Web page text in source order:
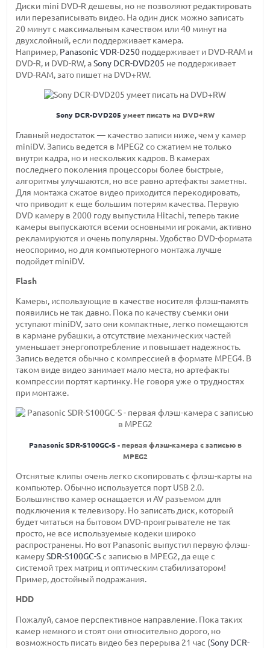
Диски mini DVD-R дешевы, но не позволяют редактировать
или перезаписывать видео. На один диск можно записать
20 минут с максимальным качеством или 40 минут на
двухслойный, если поддерживает камера.
Например, Panasonic VDR-D250 поддерживает и DVD-RAM и
DVD-R, и DVD-RW, аSony DCR-DVD205 не поддерживает
DVD-RAM, зато пишет на DVD+RW.
Sony DCR-DVD205 умеет писать на DVD+RW
Главный недостаток — качество записи ниже, чем у камер
miniDV. Запись ведется в MPEG2 со сжатием не только
внутри кадра, но и нескольких кадров. В камерах
последнего поколения процессоры более быстрые,
алгоритмы улучшаются, но все равно артефакты заметны.
Для монтажа сжатое видео приходится перекодировать,
что приводит к еще большим потерям качества. Первую
DVD камеру в 2000 году выпустила Hitachi, теперь такие
камеры выпускаются всеми основными игроками, активно
рекламируются и очень популярны. Удобство DVD-формата
неоспоримо, но для компьютерного монтажа лучше
подойдет miniDV.
Flash
Камеры, использующие в качестве носителя флэш-память
появились не так давно. Пока по качеству съемки они
уступают miniDV, зато они компактные, легко помещаются
в кармане рубашки, а отсутствие механических частей
уменьшает энергопотребление и повышает надежность.
Запись ведется обычно с компрессией в формате MPEG4. В
таком виде видео занимает мало места, но артефакты
компрессии портят картинку. Не говоря уже о трудностях
при монтаже.
Panasonic SDR-S100GC-S- первая флэш-камера с записью в
MPEG2
Отснятые клипы очень легко скопировать с флэш-карты на
компьютер. Обычно используется порт USB 2.0.
Большинство камер оснащается и AV разъемом для
подключения к телевизору. Но записать диск, который
будет читаться на бытовом DVD-проигрывателе не так
просто, не все используемые кодеки широко
распространены. Но вот Panasonic выпустил первую флэш-
камеруSDR-S100GC-Sс записью в MPEG2, да еще с
системой трех матриц и оптическим стабилизатором!
Пример, достойный подражания.
HDD
Пожалуй, самое перспективное направление. Пока таких
камер немного и стоят они относительно дорого, но
возможность писать видео без перерыва 21 час (Sony DCR-